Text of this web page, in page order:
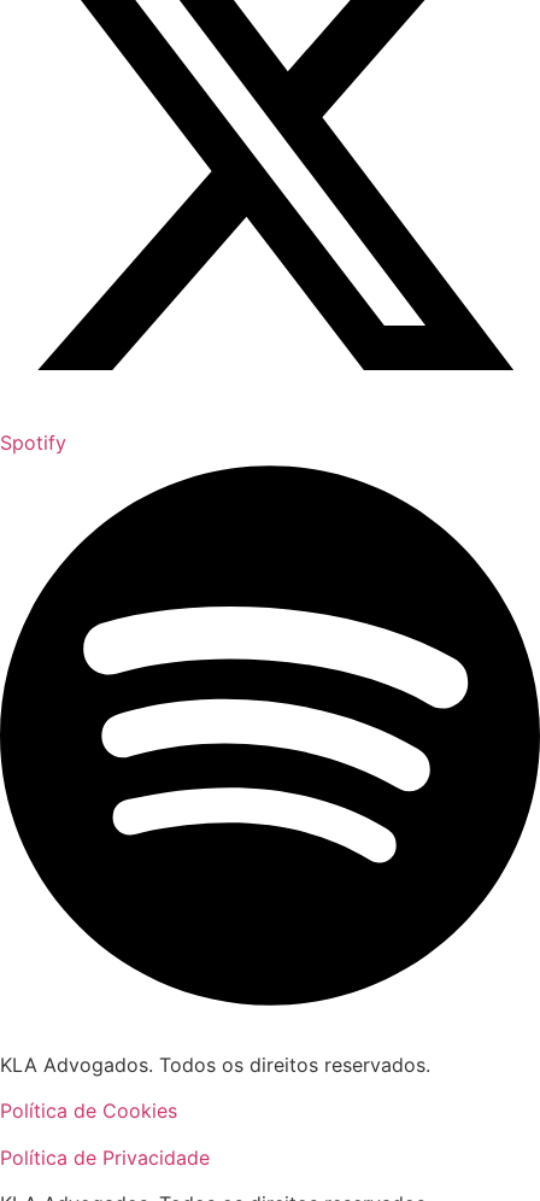
Spotify
KLA Advogados. Todos os direitos reservados.
Política de Cookies
Política de Privacidade